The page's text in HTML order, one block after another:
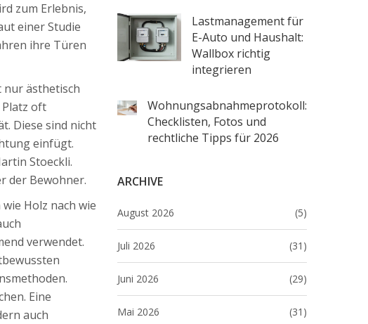
Lastmanagement für
E-Auto und Haushalt:
Wallbox richtig
integrieren
Wohnungsabnahmeprotokoll:
Checklisten, Fotos und
rechtliche Tipps für 2026
ARCHIVE
August 2026 (5)
Juli 2026 (31)
Juni 2026 (29)
Mai 2026 (31)
zum Erlebnis,
einer Studie
ihre Türen
nur ästhetisch
oft
Diese sind nicht
einfügt.
Stoeckli.
der Bewohner.
Holz nach wie
verwendet.
Eine
auch